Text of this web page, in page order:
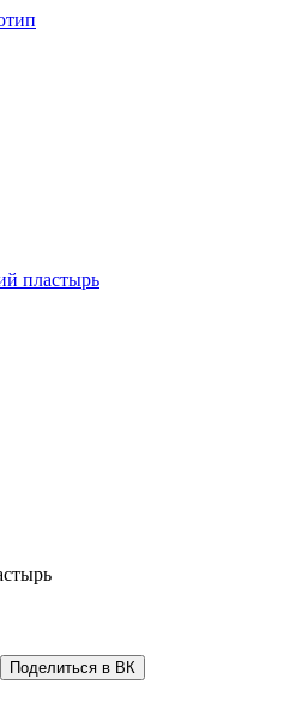
пластырь
Поделиться в ВК